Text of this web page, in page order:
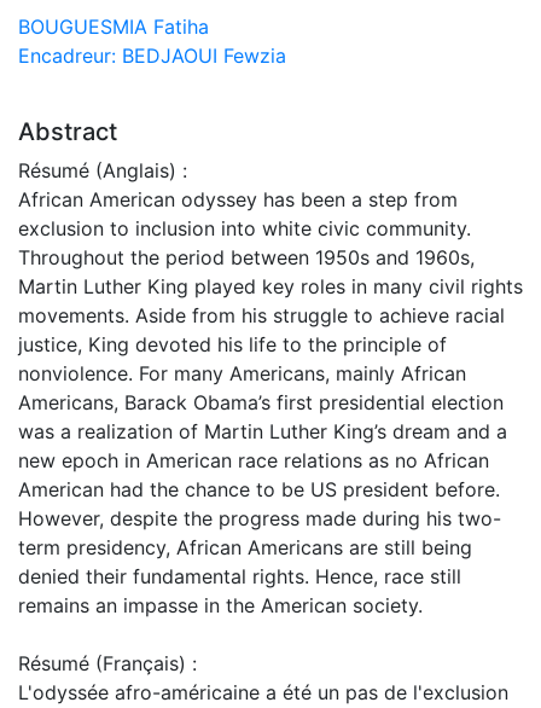
BOUGUESMIA Fatiha
Encadreur: BEDJAOUI Fewzia
Abstract
Résumé (Anglais) :
African American odyssey has been a step from
exclusion to inclusion into white civic community.
Throughout the period between 1950s and 1960s,
Martin Luther King played key roles in many civil rights
movements. Aside from his struggle to achieve racial
justice, King devoted his life to the principle of
nonviolence. For many Americans, mainly African
Americans, Barack Obama’s first presidential election
was a realization of Martin Luther King’s dream and a
new epoch in American race relations as no African
American had the chance to be US president before.
However, despite the progress made during his two-
term presidency, African Americans are still being
denied their fundamental rights. Hence, race still
remains an impasse in the American society.
Résumé (Français) :
L'odyssée afro-américaine a été un pas de l'exclusion